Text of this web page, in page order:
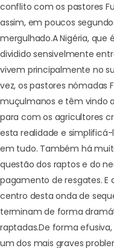
conflito com os pastores
assim, em poucos
mergulhado.A Nigéria, que
dividido sensivelmente
vivem principalmente no
vez, os pastores nómadas
muçulmanos e têm vindo
para com os agricultores
esta realidade e
em tudo. Também há
questão dos raptos e do
pagamento de resgates.
centro desta onda de
terminam de forma
raptadas.De forma
um dos mais graves